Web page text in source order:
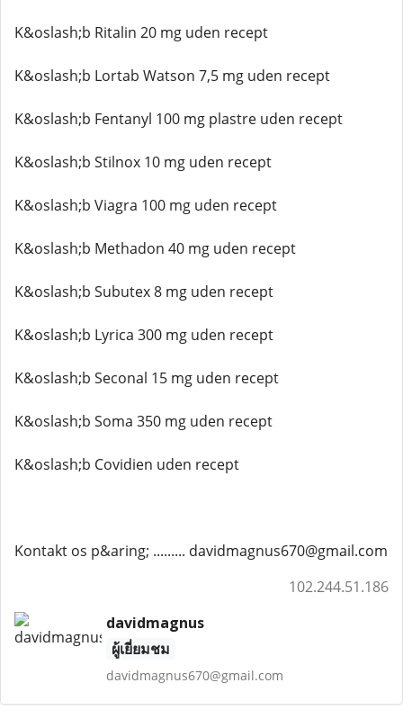
K&oslash;b Ritalin 20 mg uden recept
K&oslash;b Lortab Watson 7,5 mg uden recept
K&oslash;b Fentanyl 100 mg plastre uden recept
K&oslash;b Stilnox 10 mg uden recept
K&oslash;b Viagra 100 mg uden recept
K&oslash;b Methadon 40 mg uden recept
K&oslash;b Subutex 8 mg uden recept
K&oslash;b Lyrica 300 mg uden recept
K&oslash;b Seconal 15 mg uden recept
K&oslash;b Soma 350 mg uden recept
K&oslash;b Covidien uden recept
Kontakt os p&aring; ......... davidmagnus670@gmail.com
102.244.51.186
davidmagnus
ผู้เยี่ยมชม
davidmagnus670@gmail.com